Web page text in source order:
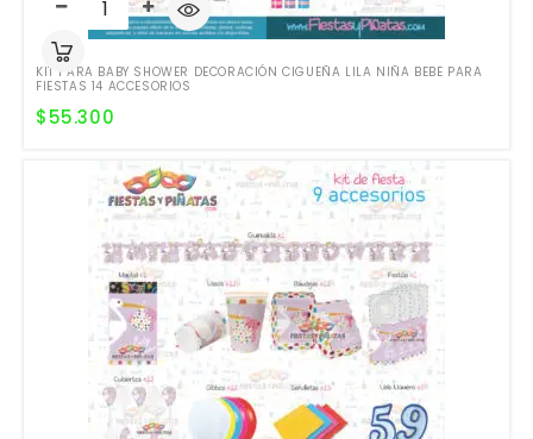
KIT PARA BABY SHOWER DECORACIÓN CIGUEÑA LILA NIÑA BEBE PARA
FIESTAS 14 ACCESORIOS
$55.300